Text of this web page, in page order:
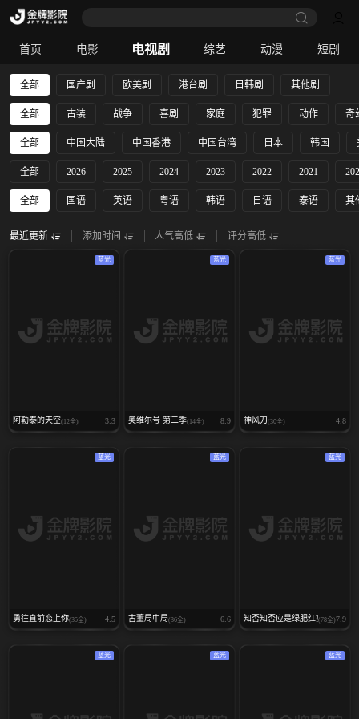
首页 电影 电视剧 综艺 动漫 短剧
全部 国产剧 欧美剧 港台剧 日韩剧 其他剧
全部 古装 战争 喜剧 家庭 犯罪 动作 奇
全部 中国大陆 中国香港 中国台湾 日本 韩国
全部 2026 2025 2024 2023 2022 2021
全部 国语 英语 粤语 韩语 日语 泰语 其
最近更新 添加时间 人气高低 评分高低
蓝光
阿勒泰的天空(12全) 3.3
蓝光
奥维尔号 第二季(14全) 8.9
蓝光
神风刀(30全) 4.8
蓝光
勇往直前恋上你(35全) 4.5
蓝光
古董局中局(36全) 6.6
蓝光
知否知否应是绿肥红瘦(78全)7.9
蓝光 蓝光 蓝光